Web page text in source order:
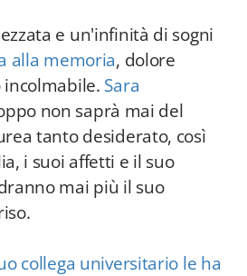
e un'infinità di sogni
alla memoria, dolore
Sara
non saprà mai del
tanto desiderato, così
i suoi affetti e il suo
mai più il suo
collega universitario le ha